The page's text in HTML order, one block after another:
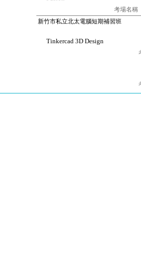
考場名稱
新竹市私立北太電腦短期補習班
Tinkercad 3D Design